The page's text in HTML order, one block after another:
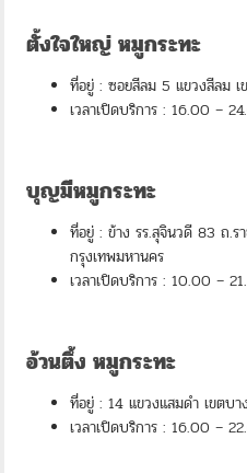
ตั้งใจใหญ่ หมูกระทะ
ที่อยู่ : ซอยสีลม 5 แขวงสีลม เ
เวลาเปิดบริการ : 16.00 –
บุญมีหมูกระทะ
ที่อยู่ : ข้าง รร.สุจินวดี 83 ถ.
กรุงเทพมหานคร
เวลาเปิดบริการ : 10.00 –
อ้วนตึ้ง หมูกระทะ
ที่อยู่ : 14 แขวงแสมดำ เขตบ
เวลาเปิดบริการ : 16.00 –